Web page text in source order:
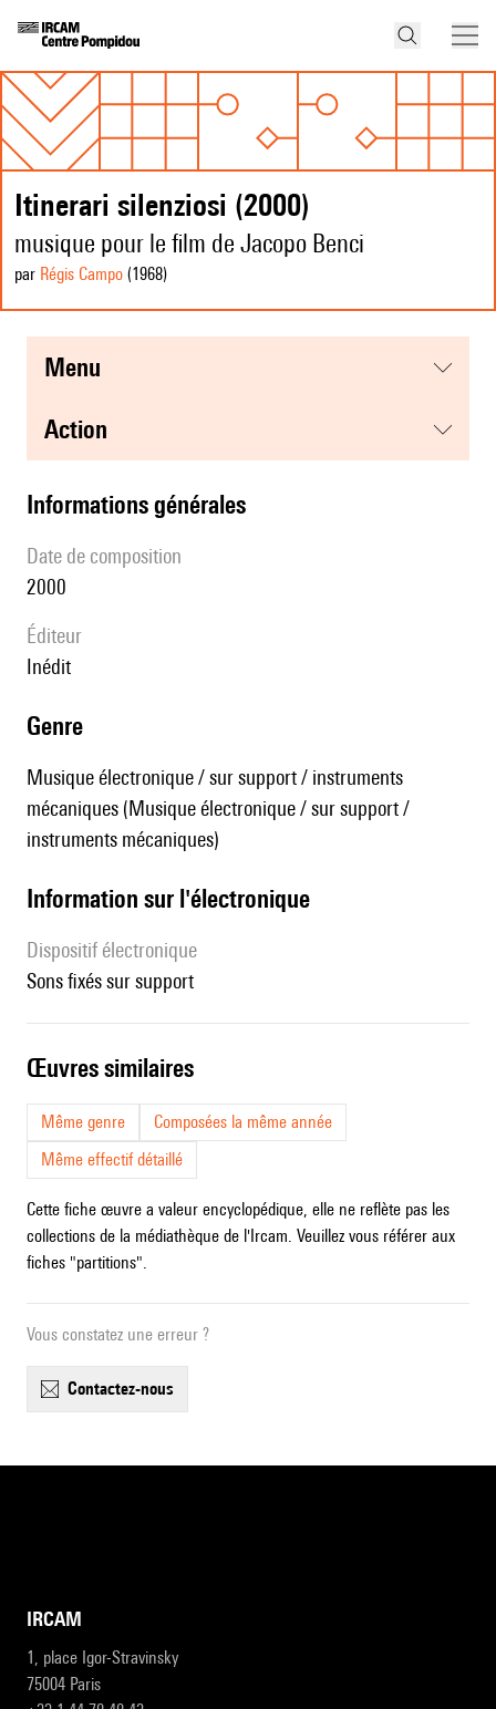
Itinerari silenziosi (2000)
musique pour le film de Jacopo Benci
par Régis Campo (1968)
menu
action
informations générales
date de composition
2000
éditeur
Inédit
genre
Musique électronique / sur support / instruments
mécaniques (Musique électronique / sur support /
instruments mécaniques)
Information sur l'électronique
Dispositif électronique
sons fixés sur support
œuvres similaires
Même genre
Composées la même année
Même effectif détaillé
Cette fiche œuvre a valeur encyclopédique, elle ne reflète pas les
collections de la médiathèque de l'Ircam. Veuillez vous référer aux
fiches "partitions".
Vous constatez une erreur ?
contactez-nous
IRCAM
1, place Igor-Stravinsky
75004 Paris